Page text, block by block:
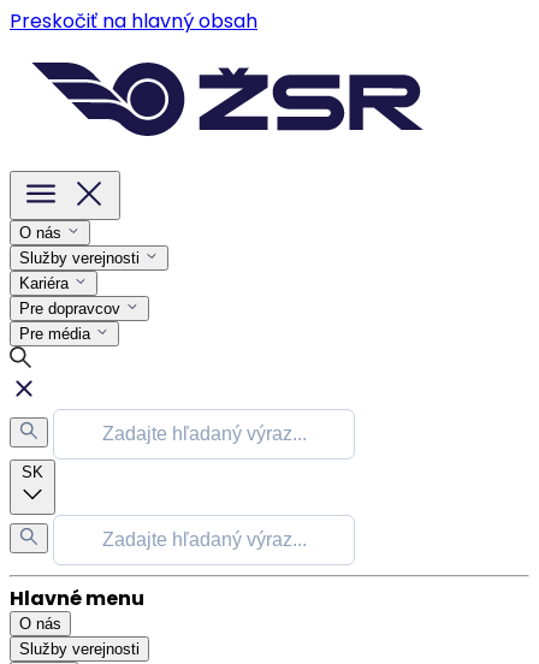
Preskočiť na hlavný obsah
O nás
Služby verejnosti
Kariéra
Pre dopravcov
Pre média
SK
Hlavné menu
O nás
Služby verejnosti